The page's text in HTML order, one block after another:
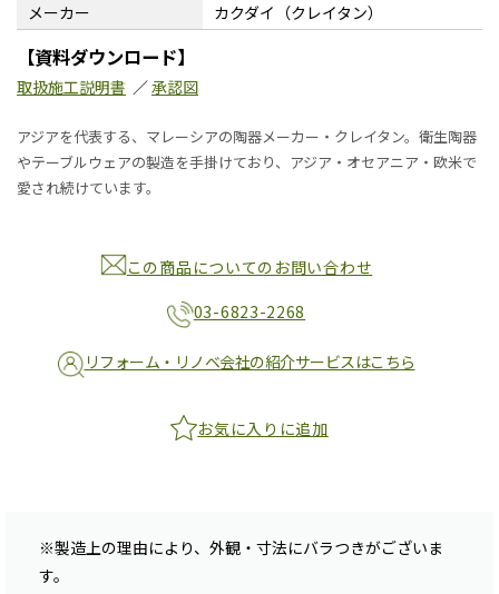
メーカー
カクダイ（クレイタン）
【資料ダウンロード】
取扱施工説明書 ／承認図
アジアを代表する、マレーシアの陶器メーカー・クレイタン。衛生陶器
やテーブルウェアの製造を手掛けており、アジア・オセアニア・欧米で
愛され続けています。
この商品についてのお問い合わせ
03-6823-2268
リフォーム・リノベ会社の紹介サービスはこちら
お気に入りに追加
※製造上の理由により、外観・寸法にバラつきがございま
す。